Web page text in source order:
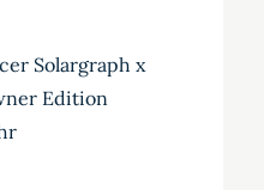
Solargraph x
Edition